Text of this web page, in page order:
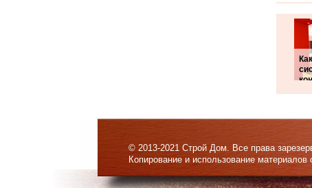
© 2013-2021 Строй Дом. Все права
Копирование и использование